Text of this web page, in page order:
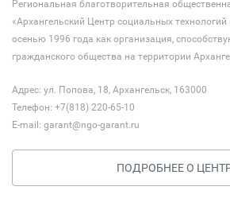
Региональная благотворительная
«Архангельский Центр социальных
осенью 1996 года как организация,
гражданского общества на территории
Адрес: ул. Попова, 18, Архангельск, 163000
Телефон: +7(818) 220-65-10
E-mail: garant@ngo-garant.ru
ПОДРОБНЕЕ О